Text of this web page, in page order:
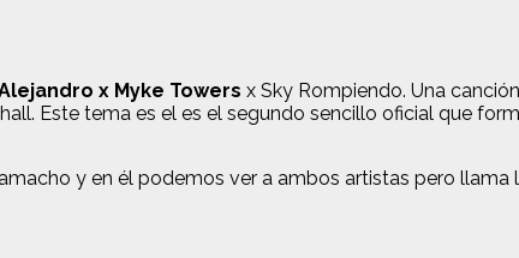
x Myke Towers x Sky Rompiendo. Una
Este tema es el es el segundo sencillo oficial que
y en él podemos ver a ambos artistas pero